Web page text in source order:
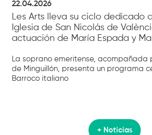
22.04.2026
Les Arts lleva su ciclo dedicado
Iglesia de San Nicolás de
actuación de María Espada y
La soprano emeritense, acompañada
de Minguillón, presenta un programa
Barroco italiano
+ Noticias